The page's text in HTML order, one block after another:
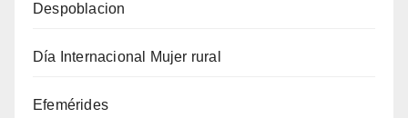
Despoblacion
Día Internacional Mujer rural
Efemérides